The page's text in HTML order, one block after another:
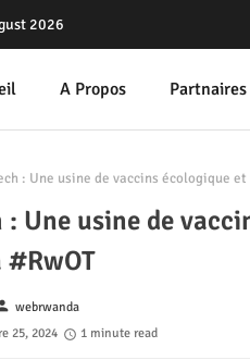
2026
A Propos Partnaires
: Une usine de vaccins écologique
: Une usine de
webrwanda
25, 2024
1 minute read